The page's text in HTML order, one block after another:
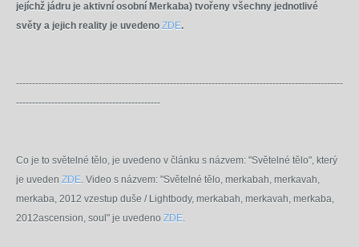
jejíchž jádru je aktivní osobní Merkaba) tvořeny všechny jednotlivé
světy a jejich reality je uvedeno ZDE.
------------------------------------------------------------------------------------------------------
---------------------------------------------
Co je to světelné tělo, je uvedeno v článku s názvem: "Světelné tělo", který
je uveden ZDE. Video s názvem: "Světelné tělo, merkabah, merkavah,
merkaba, 2012 vzestup duše / Lightbody, merkabah, merkavah, merkaba,
2012ascension, soul" je uvedeno ZDE.